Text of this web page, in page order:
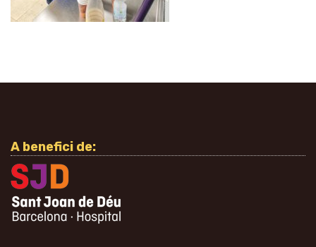
A benefici de: